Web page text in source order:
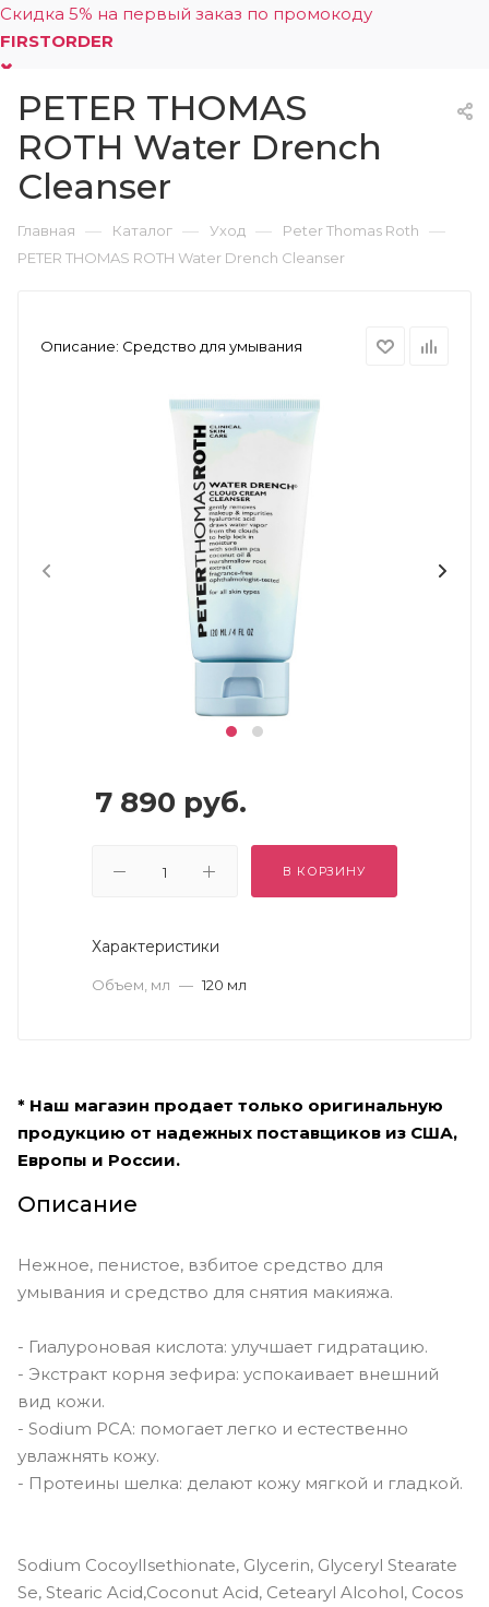
Скидка 5% на первый заказ по промокоду
FIRSTORDER
0
PETER THOMAS
ROTH Water Drench
Cleanser
Главная — Каталог — Уход — Peter Thomas Roth —
PETER THOMAS ROTH Water Drench Cleanser
Описание: Средство для умывания
7 890 руб.
В КОРЗИНУ
Характеристики
Объем, мл — 120 мл
* Наш магазин продает только оригинальную
продукцию от надежных поставщиков из США,
Европы и России.
Описание
Нежное, пенистое, взбитое средство для
умывания и средство для снятия макияжа.
- Гиалуроновая кислота: улучшает гидратацию.
- Экстракт корня зефира: успокаивает внешний
вид кожи.
- Sodium PCA: помогает легко и естественно
увлажнять кожу.
- Протеины шелка: делают кожу мягкой и гладкой.
Sodium CocoylIsethionate, Glycerin, Glyceryl Stearate
Se, Stearic Acid,Coconut Acid, Cetearyl Alcohol, Cocos